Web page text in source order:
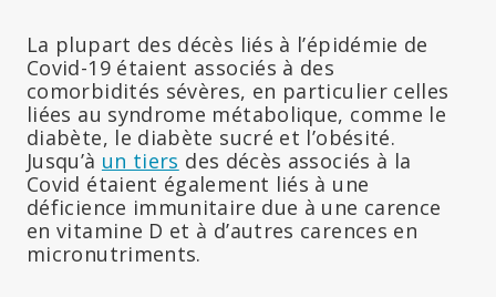
La plupart des décès liés à l’épidémie de
Covid-19 étaient associés à des
comorbidités sévères, en particulier celles
liées au syndrome métabolique, comme le
diabète, le diabète sucré et l’obésité.
Jusqu’à un tiers des décès associés à la
Covid étaient également liés à une
déficience immunitaire due à une carence
en vitamine D et à d’autres carences en
micronutriments.